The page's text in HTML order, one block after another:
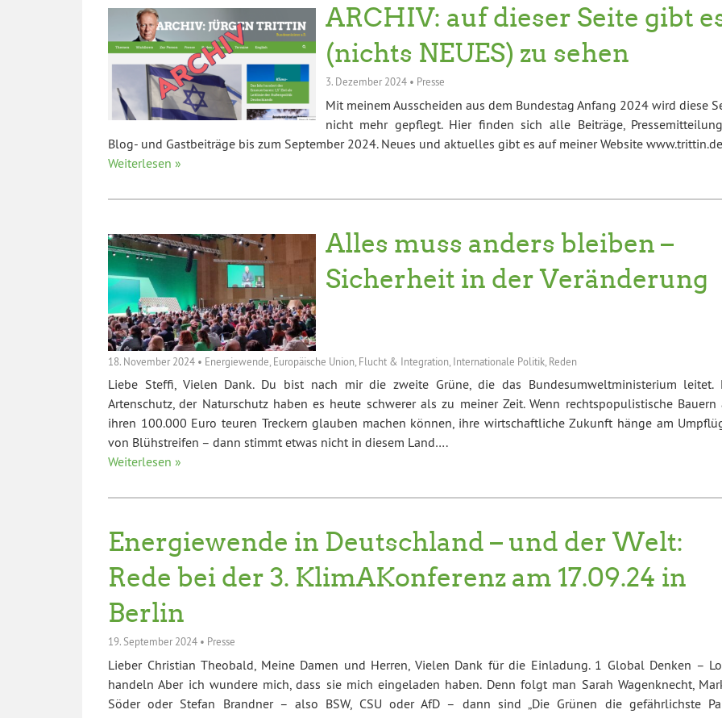
ARCHIV: auf dieser Seite gibt
(nichts NEUES) zu sehen
3. Dezember 2024• Presse
Mit meinem Ausscheiden aus dem Bundestag Anfang 2024 wird diese
nicht mehr gepflegt. Hier finden sich alle Beiträge,
Blog- und Gastbeiträge bis zum September 2024. Neues und aktuelles gibt es auf meiner Website www.trittin.de
Weiterlesen »
Alles muss anders bleiben –
Sicherheit in der Veränderung
18. November 2024 • Energiewende Europäische Union Flucht & Integration Internationale Politik Reden
Liebe Steffi, Vielen Dank. Du bist nach mir die zweite Grüne, die das Bundesumweltministerium leitet.
Artenschutz, der Naturschutz haben es heute schwerer als zu meiner Zeit. Wenn rechtspopulistische Bauern
ihren 100.000 Euro teuren Treckern glauben machen können, ihre wirtschaftliche Zukunft hänge am
von Blühstreifen – dann stimmt etwas nicht in diesem Land….
Weiterlesen »
Energiewende in Deutschland – und der Welt:
Rede bei der 3. KlimAKonferenz am 17.09.24 in
Berlin
19. September 2024 • Presse
Lieber Christian Theobald, Meine Damen und Herren, Vielen Dank für die Einladung. 1 Global Denken –
handeln Aber ich wundere mich, dass sie mich eingeladen haben. Denn folgt man Sarah Wagenknecht,
Söder oder Stefan Brandner – also BSW, CSU oder AfD – dann sind „Die Grünen die gefährlichste